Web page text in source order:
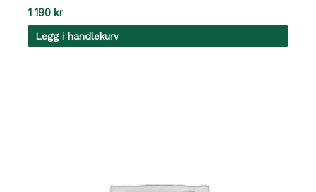
1 190 kr
Legg i handlekurv